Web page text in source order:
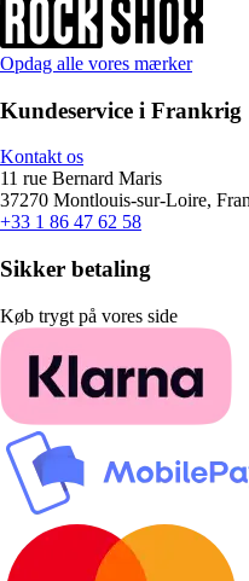
Opdag alle vores mærker
Kundeservice i Frankrig
Kontakt os
11 rue Bernard Maris
37270 Montlouis-sur-Loire,
+33 1 86 47 62 58
Sikker betaling
Køb trygt på vores side